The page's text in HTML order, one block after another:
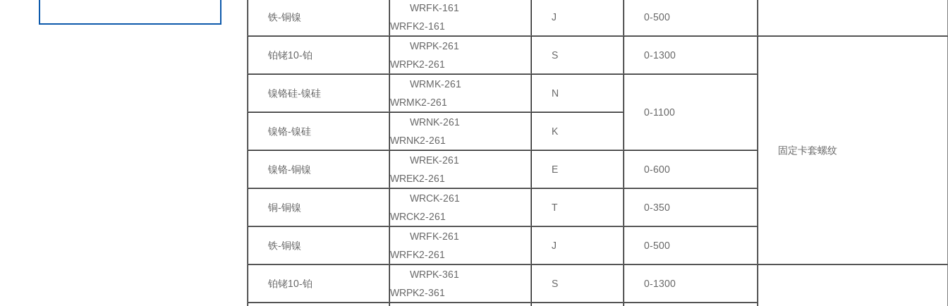
铁-铜镍
WRFK-161
WRFK2-161
J 0-500
铂铑10-铂
WRPK-261
WRPK2-261
S 0-1300
固定卡套螺纹
镍铬硅-镍硅
WRMK-261
WRMK2-261
N
0-1100
镍铬-镍硅
WRNK-261
WRNK2-261
K
镍铬-铜镍
WREK-261
WREK2-261
E 0-600
铜-铜镍
WRCK-261
WRCK2-261
T 0-350
铁-铜镍
WRFK-261
WRFK2-261
J 0-500
铂铑10-铂
WRPK-361
WRPK2-361
S 0-1300